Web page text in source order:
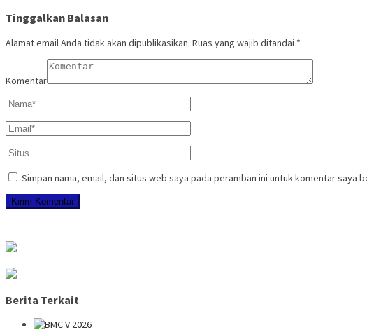
Tinggalkan Balasan
Alamat email Anda tidak akan dipublikasikan. Ruas yang wajib ditandai *
Komentar
Simpan nama, email, dan situs web saya pada peramban ini untuk komentar saya
Berita Terkait